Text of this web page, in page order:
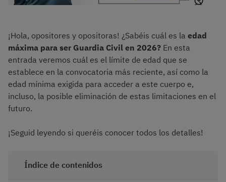
¡Hola, opositores y opositoras! ¿Sabéis cuál es la edad
máxima para ser Guardia Civil en 2026? En esta
entrada veremos cuál es el límite de edad que se
establece en la convocatoria más reciente, así como la
edad mínima exigida para acceder a este cuerpo e,
incluso, la posible eliminación de estas limitaciones en el
futuro.
¡Seguid leyendo si queréis conocer todos los detalles!
Índice de contenidos